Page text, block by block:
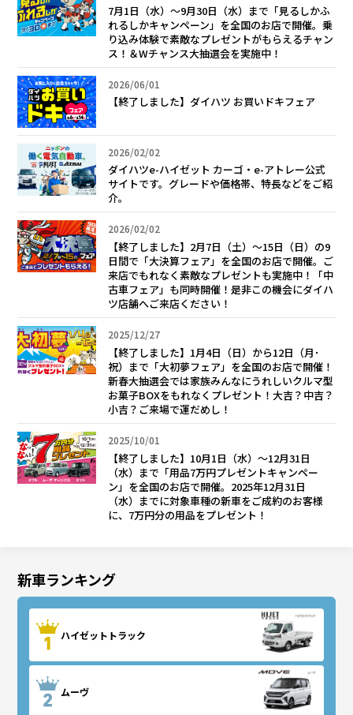
7月1日（水）～9月30日（水）まで「見るしかふ
れるしかキャンペーン」を全国のお店で開催。乗
り込み体験で素敵なプレゼントがもらえるチャン
ス！＆Wチャンス大抽選会を実施中！
2026/06/01
【終了しました】ダイハツ お買いドキフェア
2026/02/02
ダイハツe-ハイゼット カーゴ・e-アトレー公式
サイトです。グレードや価格帯、特長などをご紹
介。
2026/02/02
【終了しました】2月7日（土）～15日（日）の9
日間で「大決算フェア」を全国のお店で開催。ご
来店でもれなく素敵なプレゼントも実施中！「中
古車フェア」も同時開催！是非この機会にダイハ
ツ店舗へご来店ください！
2025/12/27
【終了しました】1月4日（日）から12日（月･
祝）まで「大初夢フェア」を全国のお店で開催！
新春大抽選会では家族みんなにうれしいクルマ型
お菓子BOXをもれなくプレゼント！大吉？中吉？
小吉？ご来場で運だめし！
2025/10/01
【終了しました】10月1日（水）～12月31日
（水）まで「用品7万円プレゼントキャンペー
ン」を全国のお店で開催。2025年12月31日
（水）までに対象車種の新車をご成約のお客様
に、7万円分の用品をプレゼント！
新車ランキング
ハイゼットトラック
ムーヴ